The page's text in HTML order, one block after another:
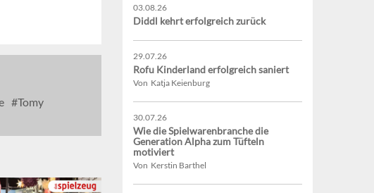
Tomy
03.08.26
Diddl kehrt erfolgreich zurück
29.07.26
Rofu Kinderland erfolgreich saniert
Von Katja Keienburg
30.07.26
Wie die Spielwarenbranche die
Generation Alpha zum Tüfteln
motiviert
Von Kerstin Barthel